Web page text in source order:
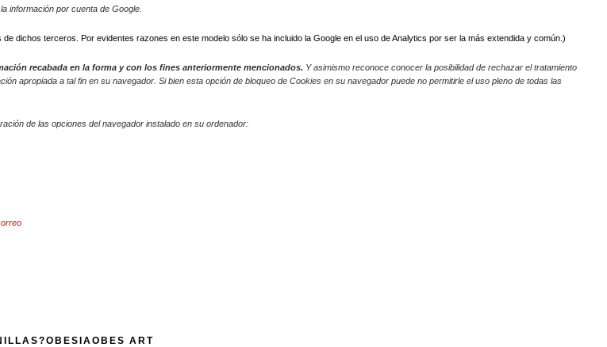
información por cuenta de Google.
dichos terceros. Por evidentes razones en este modelo sólo se ha incluido la Google en el uso de Analytics por ser la más extendida y común.)
recabada en la forma y con los fines anteriormente mencionados. Y asimismo reconoce conocer la posibilidad de rechazar el tratamiento
apropiada a tal fin en su navegador. Si bien esta opción de bloqueo de Cookies en su navegador puede no permitirle el uso pleno de todas las
de las opciones del navegador instalado en su ordenador:
OBESIA OBES ART